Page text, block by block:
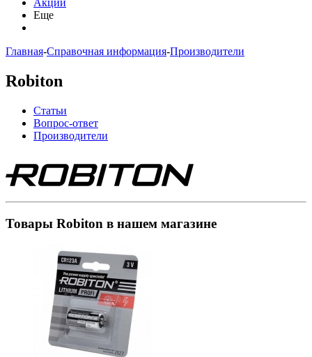
Акции
Еще
Главная-Справочная информация-Производители
Robiton
Статьи
Вопрос-ответ
Производители
Товары Robiton в нашем магазине